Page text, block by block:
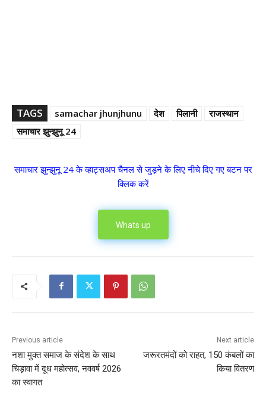
TAGS samachar jhunjhunu देश पिलानी
राजस्थान
समाचार झुन्झुनू 24
समाचार झुन्झुनू 24 के व्हाट्सअप चैनल से जुड़ने के लिए नीचे दिए गए बटन पर
क्लिक करें
Whats up
Previous article
नशा मुक्त समाज के संदेश के साथ
चिड़ावा में दूध महोत्सव, नववर्ष 2026
का स्वागत
Next article
जरूरतमंदों को राहत, 150 कंबलों का
किया वितरण